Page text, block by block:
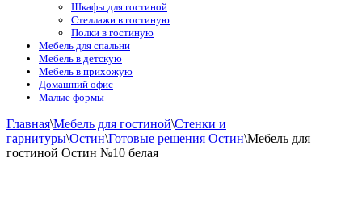
Шкафы для гостиной
Стеллажи в гостиную
Полки в гостиную
Мебель для спальни
Мебель в детскую
Мебель в прихожую
Домашний офис
Малые формы
Главная\Мебель для гостиной\Стенки и
гарнитуры\Остин\Готовые решения Остин\Мебель для
гостиной Остин №10 белая